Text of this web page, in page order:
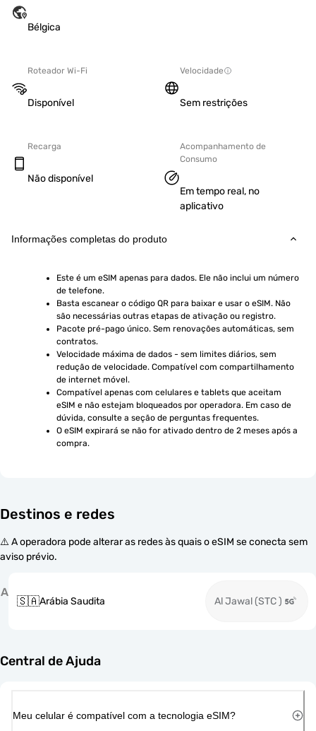
Bélgica
Roteador Wi-Fi
Disponível
Velocidade
Sem restrições
Recarga
Não disponível
Acompanhamento de
Consumo
Em tempo real, no
aplicativo
Informações completas do produto
Este é um eSIM apenas para dados. Ele não inclui um número
de telefone.
Basta escanear o código QR para baixar e usar o eSIM. Não
são necessárias outras etapas de ativação ou registro.
Pacote pré-pago único. Sem renovações automáticas, sem
contratos.
Velocidade máxima de dados - sem limites diários, sem
redução de velocidade. Compatível com compartilhamento
de internet móvel.
Compatível apenas com celulares e tablets que aceitam
eSIM e não estejam bloqueados por operadora. Em caso de
dúvida, consulte a seção de perguntas frequentes.
O eSIM expirará se não for ativado dentro de 2 meses após a
compra.
Destinos e redes
⚠️ A operadora pode alterar as redes às quais o eSIM se conecta sem
aviso prévio.
A
🇸🇦Arábia Saudita Al Jawal (STC )
Central de Ajuda
Meu celular é compatível com a tecnologia eSIM?